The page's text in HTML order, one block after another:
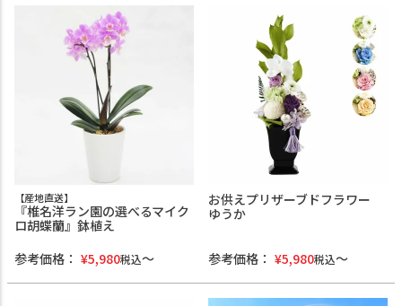
【産地直送】
『椎名洋ラン園の選べるマイク
ロ胡蝶蘭』鉢植え
参考価格： ¥5,980税込
お供えプリザーブドフラワー
ゆうか
参考価格： ¥5,980税込